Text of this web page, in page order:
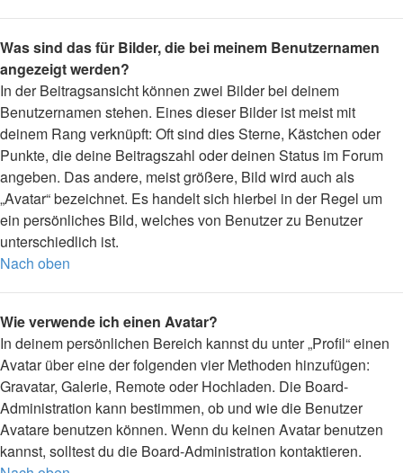
Was sind das für Bilder, die bei meinem Benutzernamen
angezeigt werden?
In der Beitragsansicht können zwei Bilder bei deinem
Benutzernamen stehen. Eines dieser Bilder ist meist mit
deinem Rang verknüpft: Oft sind dies Sterne, Kästchen oder
Punkte, die deine Beitragszahl oder deinen Status im Forum
angeben. Das andere, meist größere, Bild wird auch als
„Avatar“ bezeichnet. Es handelt sich hierbei in der Regel um
ein persönliches Bild, welches von Benutzer zu Benutzer
unterschiedlich ist.
Nach oben
Wie verwende ich einen Avatar?
In deinem persönlichen Bereich kannst du unter „Profil“ einen
Avatar über eine der folgenden vier Methoden hinzufügen:
Gravatar, Galerie, Remote oder Hochladen. Die Board-
Administration kann bestimmen, ob und wie die Benutzer
Avatare benutzen können. Wenn du keinen Avatar benutzen
kannst, solltest du die Board-Administration kontaktieren.